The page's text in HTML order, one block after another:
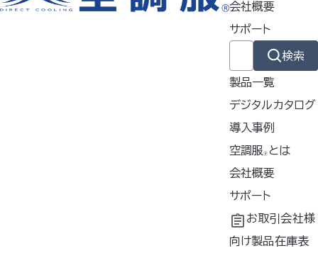
会社概要
サポート
検索
製品一覧
デジタルカタログ
導入事例
導入事例
共同開発
工場シミュレーシ
ョン
空調服🄬 とは
空調服 ®とは
開発秘話
会社概要
企業理念
会社概要
会社沿革
サポート
よくあるご質問
不要なバッテリー
お取引会社様
向け製品在庫表
「空調服」は株式会社空調服のファン付きウェア、その附属品、及びこれらを
」、 「生理クーラー」、「空調ズボン」、「空調
リュック」、「FAN FIT 空調服」、「空調」、「AIRGEAR」、「エアギア」、「
」、「空調ヘルメット」、「どこでも座･クール」、「サーマルギア」、
ッド」、「空調フェイスシールド」、「サイフォンクールベスト」、「空調エアバイザ
その他の商標及び登録商標は、それぞれの所有者の商標及び登録商標で